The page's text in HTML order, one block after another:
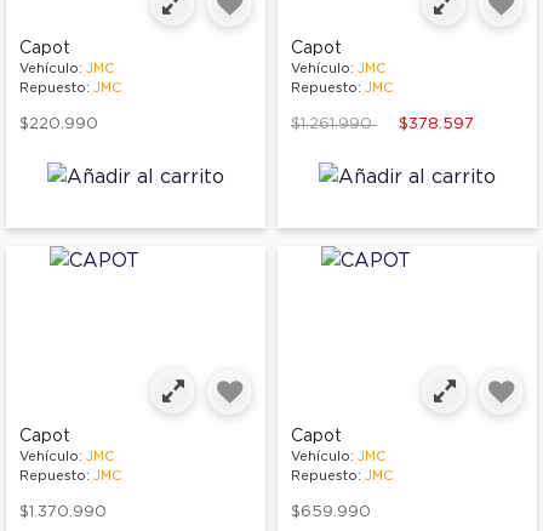
Capot
Vehículo: JMC
Repuesto: JMC
$220.990
Capot
Vehículo: JMC
Repuesto: JMC
Price reduced from
$1.261.990to $378.597
Capot
Vehículo: JMC
Repuesto: JMC
$1.370.990
Capot
Vehículo: JMC
Repuesto: JMC
$659.990